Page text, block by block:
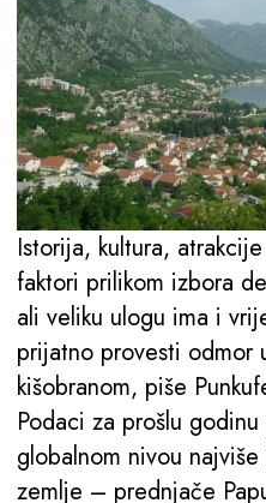
Istorija, kultura,
faktori prilikom izbora
ali veliku ulogu ima i
prijatno provesti odmor
kišobranom, piše
Podaci za prošlu
globalnom nivou
zemlje – prednjače